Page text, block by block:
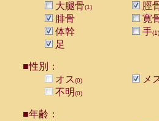
大腿骨(1)
脛
腓骨
寛
体幹 手(1)
足
■性別：
オス(0)
メ
不明(0)
■年齢：